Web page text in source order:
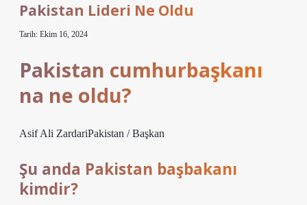
Pakistan Lideri Ne Oldu
Tarih: Ekim 16, 2024
Pakistan cumhurbaşkanı
na ne oldu?
Asif Ali ZardariPakistan / Başkan
Şu anda Pakistan başbakanı
kimdir?